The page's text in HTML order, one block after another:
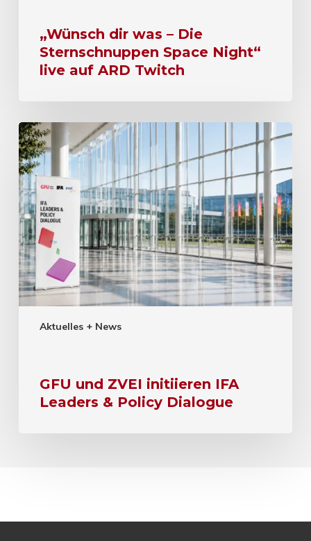
„Wünsch dir was – Die
Sternschnuppen Space Night“
live auf ARD Twitch
Aktuelles + News
GFU und ZVEI initiieren IFA
Leaders & Policy Dialogue